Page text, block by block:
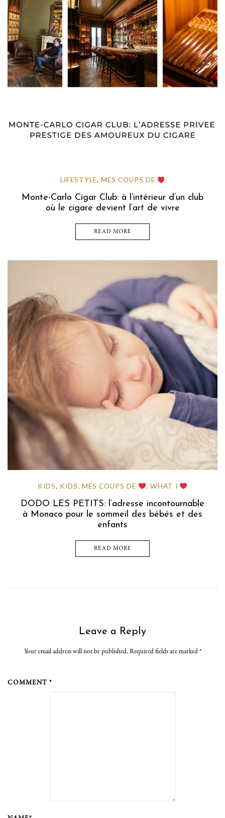
LIFESTYLE, MES COUPS DE
Monte-Carlo Cigar Club: à l’intérieur d’un club
où le cigare devient l’art de vivre
READ MORE
KIDS, KIDS,MES COUPS DE , WHAT I
DODO LES PETITS: l’adresse incontournable
à Monaco pour le sommeil des bébés et des
enfants
READ MORE
Leave a Reply
Your email address will not be published. Required fields are marked *
COMMENT *